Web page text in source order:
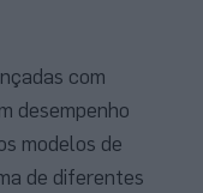
com
desempenho
modelos de
de diferentes